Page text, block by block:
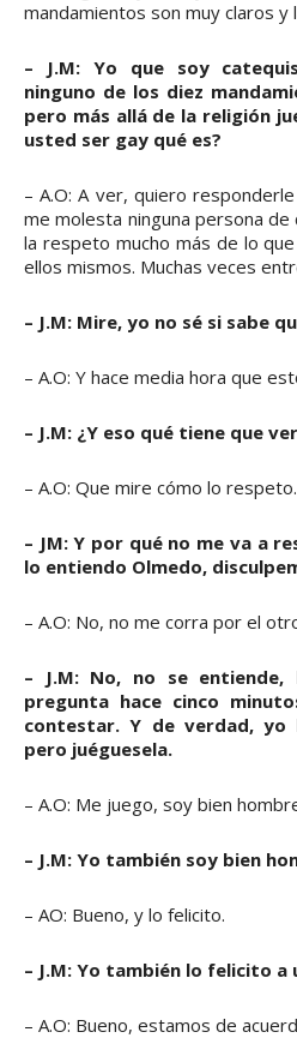
mandamientos son muy claros y
– J.M: Yo que soy
ninguno de los diez
pero más allá de la religión
usted ser gay qué es?
– A.O: A ver, quiero
me molesta ninguna persona de
la respeto mucho más de lo
ellos mismos. Muchas veces
– J.M: Mire, yo no sé si sabe
– A.O: Y hace media hora que
– J.M: ¿Y eso qué tiene que
– A.O: Que mire cómo lo respeto.
– JM: Y por qué no me va a
lo entiendo Olmedo,
– A.O: No, no me corra por el
– J.M: No, no se entiende,
pregunta hace cinco
contestar. Y de verdad,
pero juéguesela.
– A.O: Me juego, soy bien
– J.M: Yo también soy bien
– AO: Bueno, y lo felicito.
– J.M: Yo también lo felicito a
– A.O: Bueno, estamos de